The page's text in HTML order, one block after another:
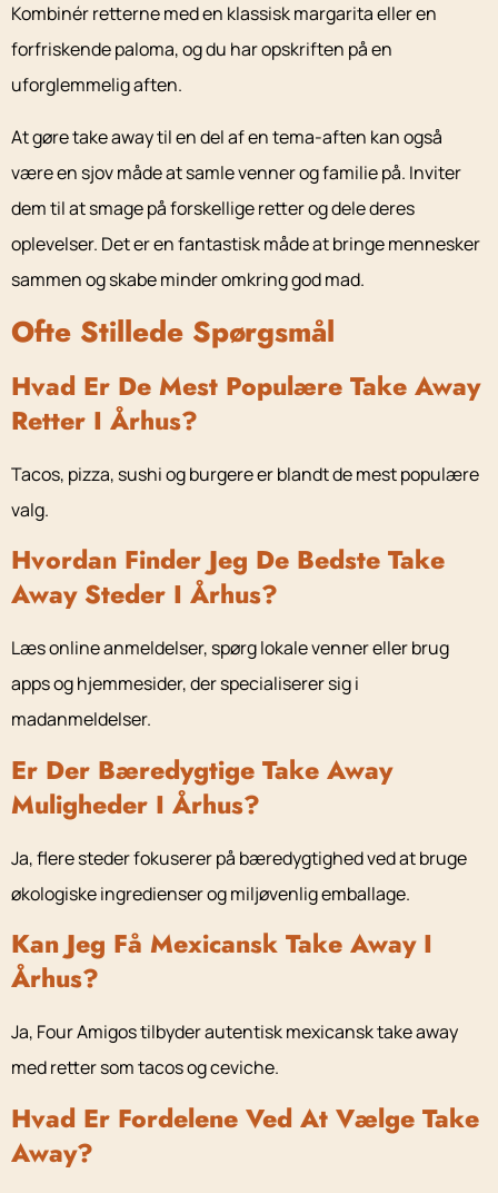
Kombinér retterne med en klassisk margarita eller en
forfriskende paloma, og du har opskriften på en
uforglemmelig aften.
At gøre take away til en del af en tema-aften kan også
være en sjov måde at samle venner og familie på. Inviter
dem til at smage på forskellige retter og dele deres
oplevelser. Det er en fantastisk måde at bringe mennesker
sammen og skabe minder omkring god mad.
Ofte Stillede Spørgsmål
Hvad Er De Mest Populære Take Away
Retter I Århus?
Tacos, pizza, sushi og burgere er blandt de mest populære
valg.
Hvordan Finder Jeg De Bedste Take
Away Steder I Århus?
Læs online anmeldelser, spørg lokale venner eller brug
apps og hjemmesider, der specialiserer sig i
madanmeldelser.
Er Der Bæredygtige Take Away
Muligheder I Århus?
Ja, flere steder fokuserer på bæredygtighed ved at bruge
økologiske ingredienser og miljøvenlig emballage.
Kan Jeg Få Mexicansk Take Away I
Århus?
Ja, Four Amigos tilbyder autentisk mexicansk take away
med retter som tacos og ceviche.
Hvad Er Fordelene Ved At Vælge Take
Away?